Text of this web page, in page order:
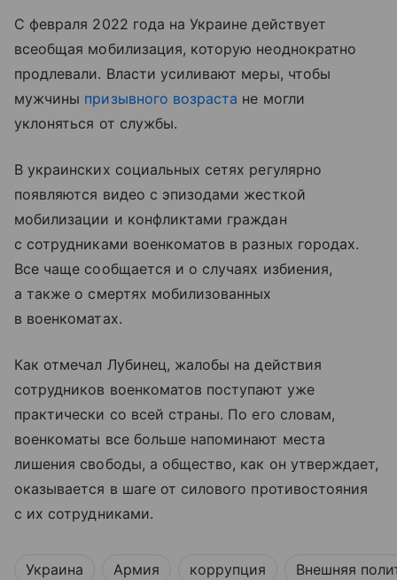
С февраля 2022 года на Украине действует
всеобщая мобилизация, которую неоднократно
продлевали. Власти усиливают меры, чтобы
мужчины призывного возраста не могли
уклоняться от службы.
В украинских социальных сетях регулярно
появляются видео с эпизодами жесткой
мобилизации и конфликтами граждан
с сотрудниками военкоматов в разных городах.
Все чаще сообщается и о случаях избиения,
а также о смертях мобилизованных
в военкоматах.
Как отмечал Лубинец, жалобы на действия
сотрудников военкоматов поступают уже
практически со всей страны. По его словам,
военкоматы все больше напоминают места
лишения свободы, а общество, как он утверждает,
оказывается в шаге от силового противостояния
с их сотрудниками.
Украина Армия коррупция Внешняя